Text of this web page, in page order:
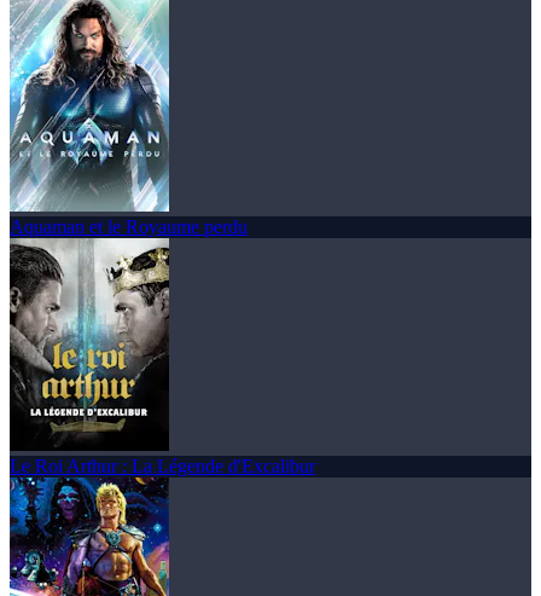
Aquaman et le Royaume perdu
Le Roi Arthur : La Légende d'Excalibur